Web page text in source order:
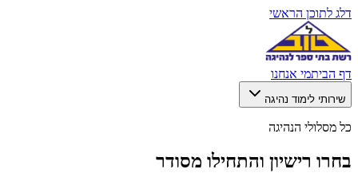
דלג לתוכן הראשי
דף הביתמי אנחנו
שירותי לימוד נהיגה
כל מסלולי הנהיגה
בחרו רישיון והתחילו מסודר